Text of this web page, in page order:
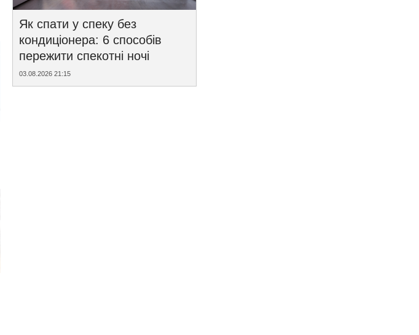
Як спати у спеку без
кондиціонера: 6 способів
пережити спекотні ночі
03.08.2026 21:15